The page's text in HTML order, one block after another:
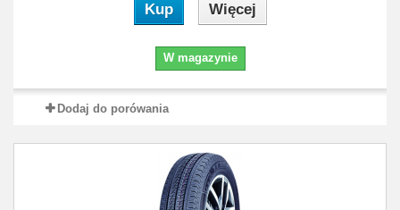
Kup Więcej
W magazynie
Dodaj do porówania